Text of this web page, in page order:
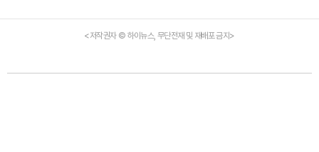
<저작권자 © 하이뉴스, 무단전재 및 재배포 금지>